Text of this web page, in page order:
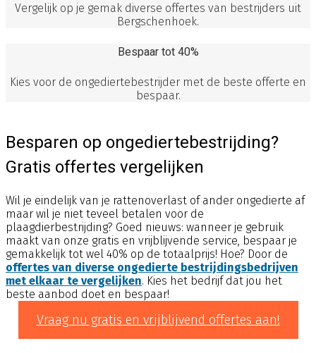
Vergelijk op je gemak diverse offertes van bestrijders uit
Bergschenhoek.
Bespaar tot 40%
Kies voor de ongediertebestrijder met de beste offerte en
bespaar.
Besparen op ongediertebestrijding?
Gratis offertes vergelijken
Wil je eindelijk van je rattenoverlast of ander ongedierte af
maar wil je niet teveel betalen voor de
plaagdierbestrijding? Goed nieuws: wanneer je gebruik
maakt van onze gratis en vrijblijvende service, bespaar je
gemakkelijk tot wel 40% op de totaalprijs! Hoe? Door de
offertes van diverse ongedierte bestrijdingsbedrijven
met elkaar te vergelijken. Kies het bedrijf dat jou het
beste aanbod doet en bespaar!
Vraag nu gratis en vrijblijvend offertes aan!